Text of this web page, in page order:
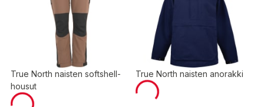
True North naisten softshell-
housut
True North naisten anorakki